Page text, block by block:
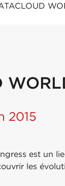
2015
est un
les